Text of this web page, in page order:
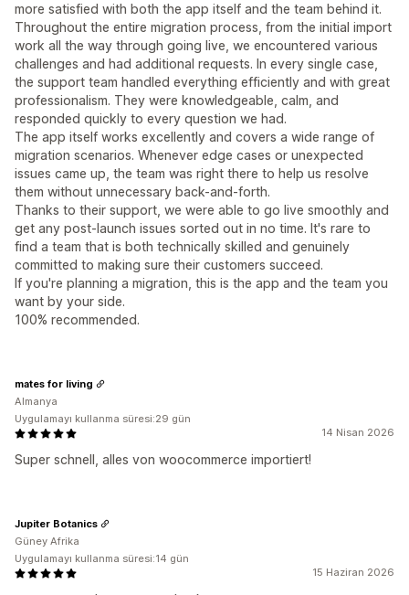
more satisfied with both the app itself and the team behind it.
Throughout the entire migration process, from the initial import
work all the way through going live, we encountered various
challenges and had additional requests. In every single case,
the support team handled everything efficiently and with great
professionalism. They were knowledgeable, calm, and
responded quickly to every question we had.
The app itself works excellently and covers a wide range of
migration scenarios. Whenever edge cases or unexpected
issues came up, the team was right there to help us resolve
them without unnecessary back-and-forth.
Thanks to their support, we were able to go live smoothly and
get any post-launch issues sorted out in no time. It's rare to
find a team that is both technically skilled and genuinely
committed to making sure their customers succeed.
If you're planning a migration, this is the app and the team you
want by your side.
100% recommended.
14 Nisan 2026
Super schnell, alles von woocommerce importiert!
mates for living
Almanya
Uygulamayı kullanma süresi:29 gün
15 Haziran 2026
Jupiter Botanics
Güney Afrika
Uygulamayı kullanma süresi:14 gün